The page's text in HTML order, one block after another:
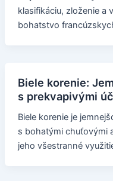
klasifikáciu, zloženie a
bohatstvo
Biele korenie:
s prekvapivými
Biele korenie je
s bohatými chuťovými
jeho všestranné